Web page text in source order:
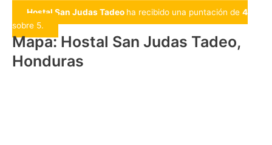
Hostal San Judas Tadeo ha recibido una puntación de 4
sobre 5.
Mapa: Hostal San Judas Tadeo,
Honduras